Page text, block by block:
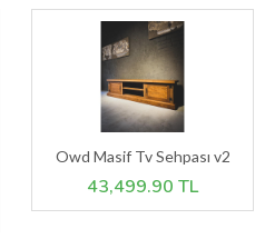
Owd Masif Tv Sehpası v2
43,499.90 TL